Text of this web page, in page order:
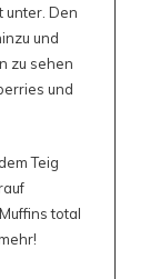
unter. Den
und
zu sehen
und
Teig
total